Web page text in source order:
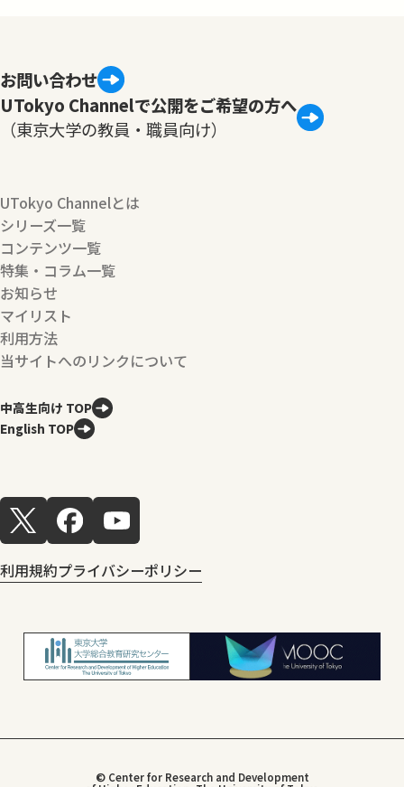
お問い合わせ
UTokyo Channelで公開をご希望の方へ
（東京大学の教員・職員向け）
UTokyo Channelとは
シリーズ一覧
コンテンツ一覧
特集・コラム一覧
お知らせ
マイリスト
利用方法
当サイトへのリンクについて
中高生向け TOP
English TOP
利用規約プライバシーポリシー
© Center for Research and Development